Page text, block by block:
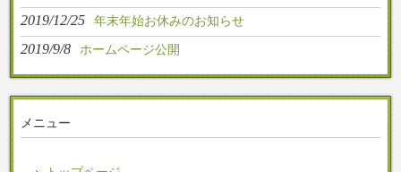
2019/12/25 年末年始お休みのお知らせ
2019/9/8 ホームページ公開
メニュー